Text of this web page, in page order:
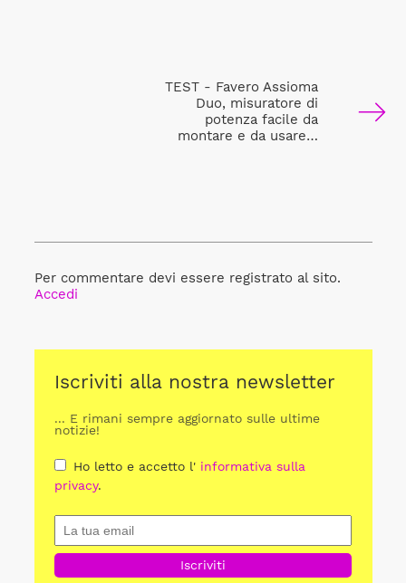
TEST - Favero Assioma
Duo, misuratore di
potenza facile da
montare e da usare…
Per commentare devi essere registrato al sito.
Accedi
Iscriviti alla nostra newsletter
... E rimani sempre aggiornato sulle ultime
notizie!
Ho letto e accetto l' informativa sulla
privacy.